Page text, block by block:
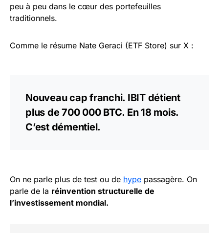
peu à peu dans le cœur des portefeuilles
traditionnels.
Comme le résume Nate Geraci (ETF Store) sur X :
Nouveau cap franchi. IBIT détient
plus de 700 000 BTC. En 18 mois.
C’est démentiel.
On ne parle plus de test ou de hype passagère. On
parle de la réinvention structurelle de
l’investissement mondial.